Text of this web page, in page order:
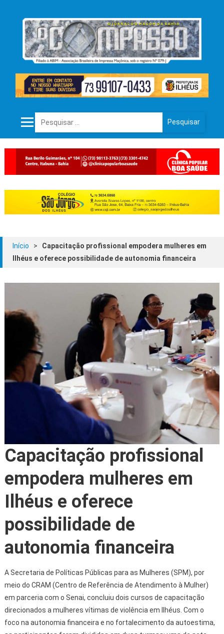
Pesquisar por:
Início >
Capacitação profissional empodera mulheres em
Ilhéus e oferece possibilidade de autonomia financeira
Capacitação profissional
empodera mulheres em
Ilhéus e oferece
possibilidade de
autonomia financeira
A Secretaria de Políticas Públicas para as Mulheres (SPM), por
meio do CRAM (Centro de Referência de Atendimento à Mulher)
em parceria com o Senai, concluiu dois cursos de capacitação
direcionados a mulheres vítimas de violência em Ilhéus. Com o
foco na autonomia financeira e no fortalecimento da autoestima,